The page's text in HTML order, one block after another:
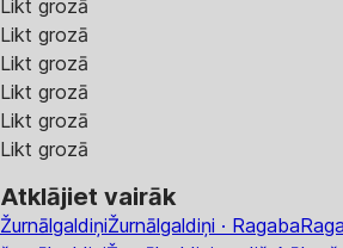
Likt grozā
Likt grozā
Likt grozā
Likt grozā
Likt grozā
Likt grozā
Atklājiet vairāk
ŽurnālgaldiņiŽurnālgaldiņi · Ragaba